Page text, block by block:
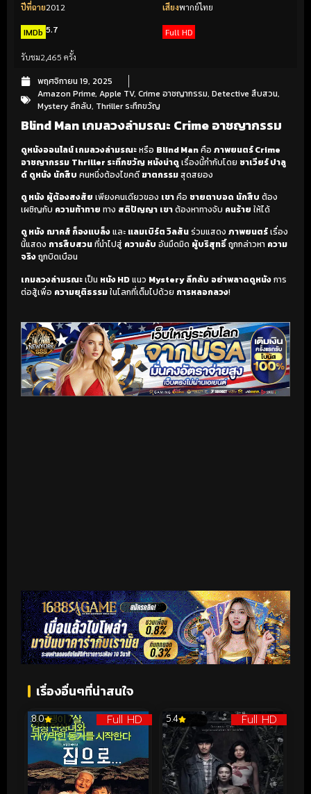
ปีที่ฉาย2012 เสียงพากย์ไทย
IMDb 5.7 Full HD
รับชม2,465 ครั้ง
พฤศจิกายน 19, 2025
Amazon Prime, Apple TV, Crime อาชญากรรม, Detective สืบสวน,
Mystery ลึกลับ, Thriller ระทึกขวัญ
Blind Man เกมลวงล่ามรณะ Crime อาชญากรรม
ดูหนังออนไลน์ เกมลวงล่ามรณะหรือ Blind Manคือ ภาพยนตร์ Crime
อาชญากรรม Thriller ระทึกขวัญ หนังน่าดูเรื่องนี้กำกับโดย ซาเวียร์ ปาลู
ด์ ดูหนัง นักสืบ คนหนึ่งต้องไขคดี ฆาตกรรมสุดสยอง
ดู หนัง ผู้ต้องสงสัย เพียงคนเดียวของ เขาคือ ชายตาบอด นักสืบ ต้อง
เผชิญกับ ความท้าทาย ทาง สติปัญญา เขาต้องหาทางจับ คนร้าย ให้ได้
ดู หนัง ฌาคส์ ก็องแบล็งและ แลมเบิร์ต วิลสันร่วมแสดง ภาพยนตร์เรื่อง
นี้แสดง การสืบสวนที่นำไปสู่ ความลับ อันมืดมิด ผู้บริสุทธิ์ ถูกกล่าวหา ความ
จริงถูกบิดเบือน
เกมลวงล่ามรณะเป็น หนัง HDแนว Mystery ลึกลับ อย่าพลาดดูหนังการ
ต่อสู้เพื่อ ความยุติธรรมในโลกที่เต็มไปด้วย การหลอกลวง!
เรื่องอื่นๆที่น่าสนใจ
Full HD
8.0 Full HD
5.4